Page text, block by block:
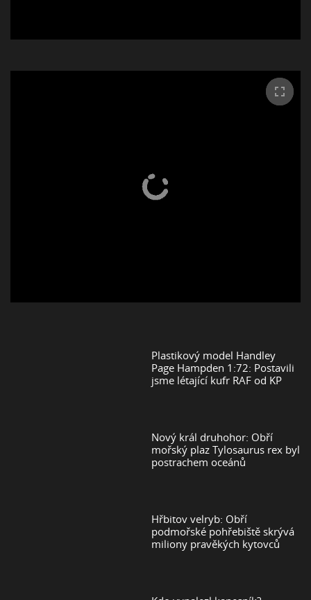
Plastikový model Handley
Page Hampden 1:72: Postavili
jsme létající kufr RAF od KP
Nový král druhohor: Obří
mořský plaz Tylosaurus rex byl
postrachem oceánů
Hřbitov velryb: Obří
podmořské pohřebiště skrývá
miliony pravěkých kytovců